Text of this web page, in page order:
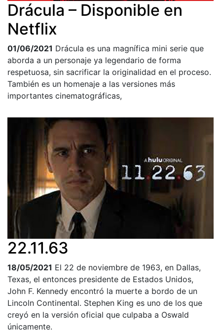
Drácula – Disponible en
Netflix
01/06/2021 Drácula es una magnífica mini serie que
aborda a un personaje ya legendario de forma
respetuosa, sin sacrificar la originalidad en el proceso.
También es un homenaje a las versiones más
importantes cinematográficas,
22.11.63
18/05/2021 El 22 de noviembre de 1963, en Dallas,
Texas, el entonces presidente de Estados Unidos,
John F. Kennedy encontró la muerte a bordo de un
Lincoln Continental. Stephen King es uno de los que
creyó en la versión oficial que culpaba a Oswald
únicamente.